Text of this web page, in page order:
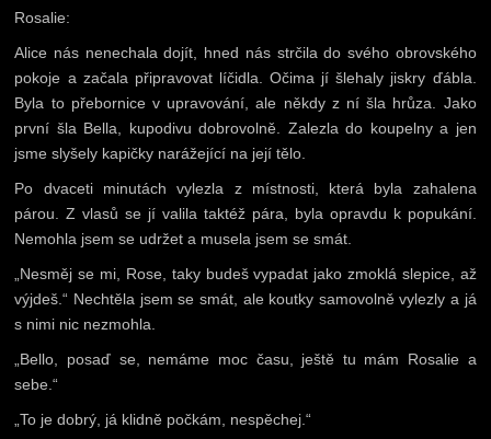
Rosalie:
Alice nás nenechala dojít, hned nás strčila do svého obrovského
pokoje a začala připravovat líčidla. Očima jí šlehaly jiskry ďábla.
Byla to přebornice v upravování, ale někdy z ní šla hrůza. Jako
první šla Bella, kupodivu dobrovolně. Zalezla do koupelny a jen
jsme slyšely kapičky narážející na její tělo.
Po dvaceti minutách vylezla z místnosti, která byla zahalena
párou. Z vlasů se jí valila taktéž pára, byla opravdu k popukání.
Nemohla jsem se udržet a musela jsem se smát.
„Nesměj se mi, Rose, taky budeš vypadat jako zmoklá slepice, až
výjdeš.“ Nechtěla jsem se smát, ale koutky samovolně vylezly a já
s nimi nic nezmohla.
„Bello, posaď se, nemáme moc času, ještě tu mám Rosalie a
sebe.“
„To je dobrý, já klidně počkám, nespěchej.“